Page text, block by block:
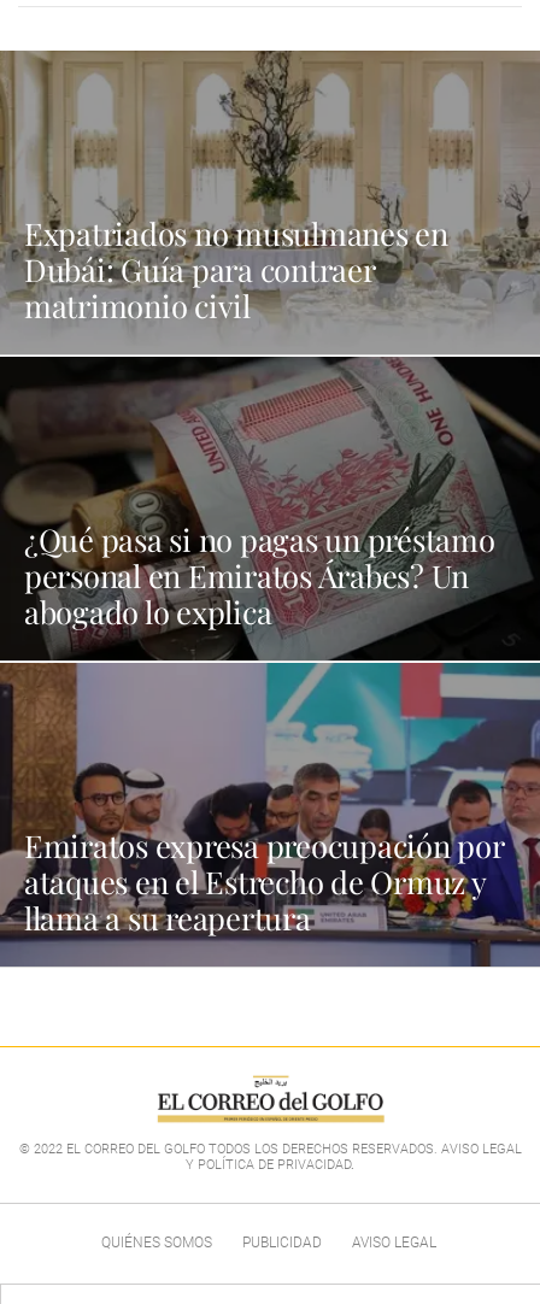
Expatriados no musulmanes en
Dubái: Guía para contraer
matrimonio civil
¿Qué pasa si no pagas un préstamo
personal en Emiratos Árabes? Un
abogado lo explica
Emiratos expresa preocupación por
ataques en el Estrecho de Ormuz y
llama a su reapertura
© 2022 EL CORREO DEL GOLFO TODOS LOS DERECHOS RESERVADOS. AVISO LEGAL
Y POLÍTICA DE PRIVACIDAD.
QUIÉNES SOMOS PUBLICIDAD AVISO LEGAL